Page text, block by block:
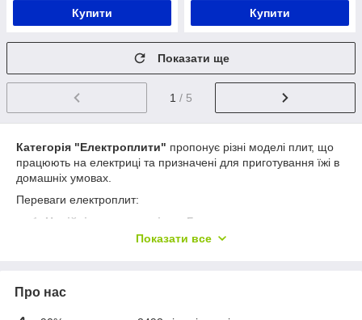
Купити Купити
Показати ще
1 / 5
Категорія "Електроплити" пропонує різні моделі плит, що
працюють на електриці та призначені для приготування їжі в
домашніх умовах.
Переваги електроплит:
Надійність та зручність
Головна перевага
- вони є надійними та простими у
електрики.
Показати все
Про нас